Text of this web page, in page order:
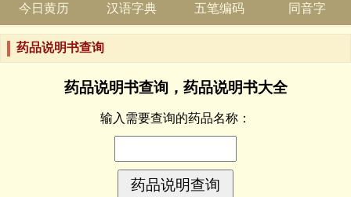
今日黄历
汉语字典 五笔编码 同音字
药品说明书查询
药品说明书查询，药品说明书大全
输入需要查询的药品名称：